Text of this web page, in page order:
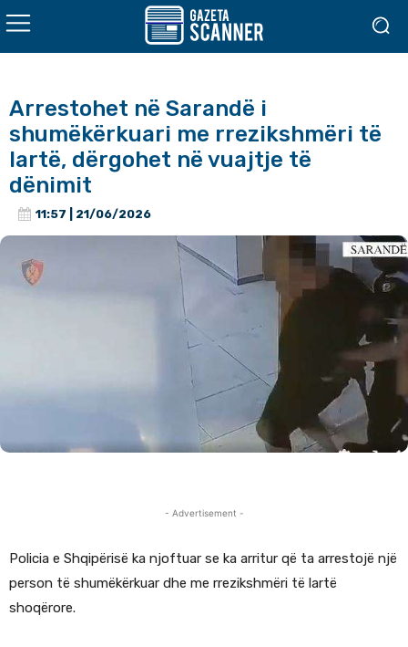
Arrestohet në Sarandë i
shumëkërkuari me rrezikshmëri të
lartë, dërgohet në vuajtje të
dënimit
11:57 | 21/06/2026
- Advertisement -
Policia e Shqipërisë ka njoftuar se ka arritur që ta arrestojë një
person të shumëkërkuar dhe me rrezikshmëri të lartë
shoqërore.